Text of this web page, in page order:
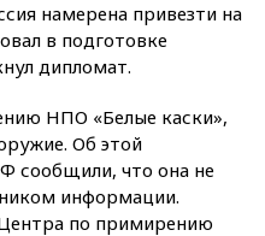
намерена привезти на
в подготовке
дипломат.
НПО «Белые каски»,
Об этой
сообщили, что она не
информации.
по примирению